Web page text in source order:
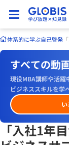
体系的に学ぶ自己啓発
すべての動
現役MBA講師や活躍
ビジネススキルを学
「入社1年